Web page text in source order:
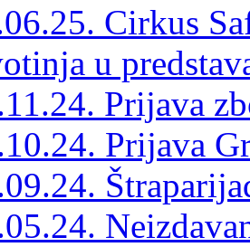
Cirkus
u
Prijava
Prijava